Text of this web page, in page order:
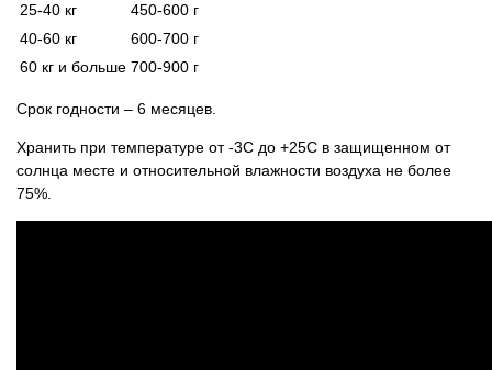
25-40 кг
450-600 г
40-60 кг
600-700 г
60 кг и больше 700-900 г
Срок годности – 6 месяцев.
Хранить при температуре от -3С до +25С в защищенном от
солнца месте и относительной влажности воздуха не более
75%.